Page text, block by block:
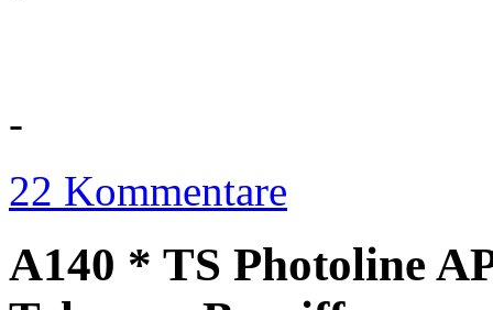
-
22 Kommentare
A140 * TS Photoline